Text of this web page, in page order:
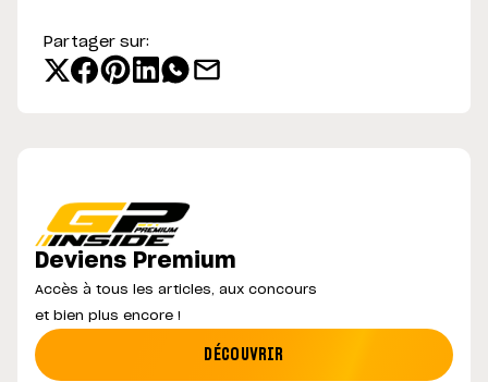
Partager sur:
Deviens Premium
Accès à tous les articles, aux concours
et bien plus encore !
DÉCOUVRIR